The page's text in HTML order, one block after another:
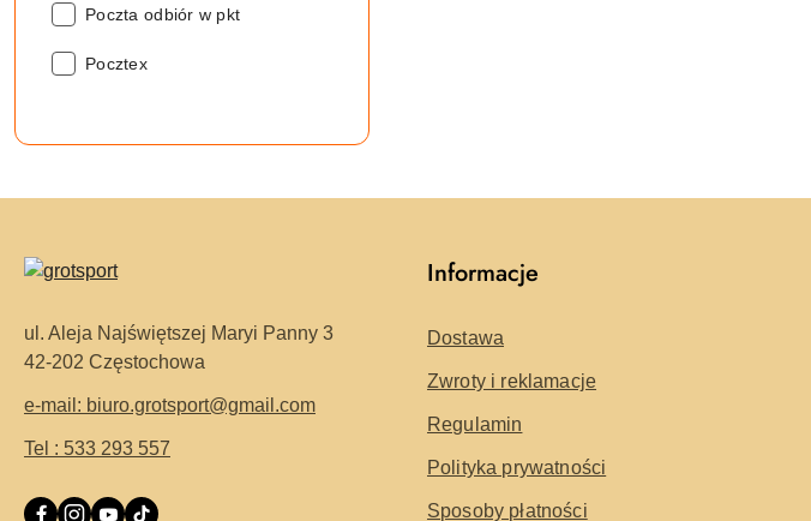
wysyłki::
Zalecany
wysyłki::
Poczta odbiór w pkt
Zalecany
Pocztex
ul. Aleja Najświętszej Maryi Panny 3
42-202 Częstochowa
e-mail: biuro.grotsport@gmail.com
Tel : 533 293 557
Informacje
Dostawa
Zwroty i reklamacje
Regulamin
Polityka prywatności
Sposoby płatności